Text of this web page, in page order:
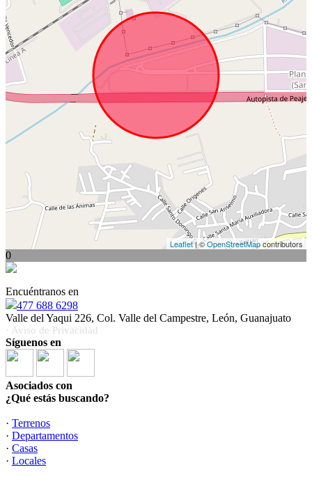
Leaflet| ©OpenStreetMapcontributors
0
Encuéntranos en
477 688 6298
Valle del Yaqui 226, Col. Valle del Campestre, León, Guanajuato
· Aviso de Privacidad
Síguenos en
Asociados con
¿Qué estás buscando?
· Terrenos
· Departamentos
· Casas
· Locales